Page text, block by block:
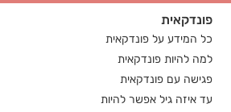
פונדקאית
כל המידע על פונדקאית
למה להיות פונדקאית
פגישה עם פונדקאית
עד איזה גיל אפשר להיות